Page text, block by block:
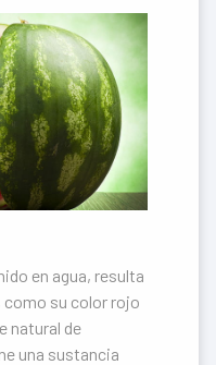
en agua, resulta
su color rojo
natural de
una sustancia